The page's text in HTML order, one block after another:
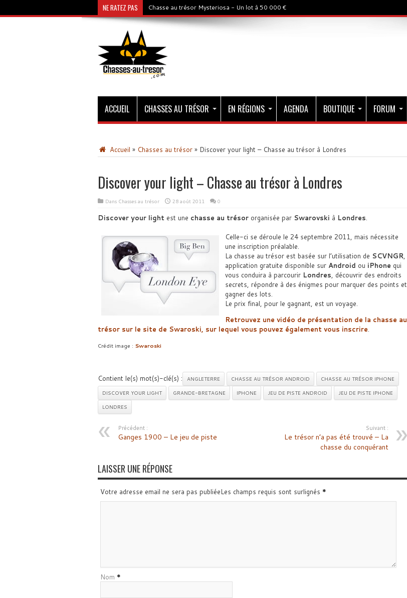
NE RATEZ PAS Chasse au trésor Mysteriosa - Un lot à 50 000 €
ACCUEIL CHASSES AU TRÉSOR EN RÉGIONS AGENDA BOUTIQUE FORUM
Accueil » Chasses au trésor » Discover your light – Chasse au trésor à Londres
Discover your light – Chasse au trésor à Londres
Dans Chasses au trésor 28 août 2011 0
Discover your lightest une chasse au trésororganisée par Swarovski à Londres.
Celle-ci se déroule le 24 septembre 2011, mais nécessite
une inscription préalable.
La chasse au trésor est basée sur l’utilisation de SCVNGR,
application gratuite disponible sur Android ou iPhone qui
vous conduira à parcourir Londres, découvrir des endroits
secrets, répondre à des énigmes pour marquer des points et
gagner des lots.
Le prix final, pour le gagnant, est un voyage.
Retrouvez une vidéo de présentation de la chasse au
trésor sur le site de Swaroski, sur lequel vous pouvez également vous inscrire.
Crédit image : Swaroski
Contient le(s) mot(s)-clé(s) : ANGLETERRE CHASSE AU TRÉSOR ANDROID
CHASSE AU TRÉSOR IPHONE
DISCOVER YOUR LIGHT
GRANDE-BRETAGNE IPHONE JEU DE PISTE ANDROID
JEU DE PISTE IPHONE
LONDRES
Précédent :
Ganges 1900 – Le jeu de piste
Suivant :
Le trésor n’a pas été trouvé – La
chasse du conquérant
LAISSER UNE RÉPONSE
Votre adresse email ne sera pas publiéeLes champs requis sont surlignés *
Nom *